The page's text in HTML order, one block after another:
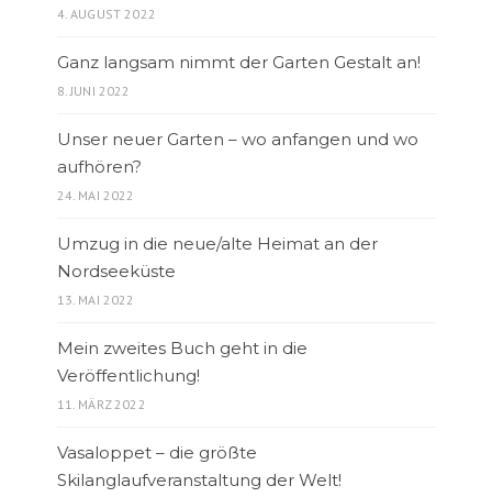
4. AUGUST 2022
Ganz langsam nimmt der Garten Gestalt an!
8. JUNI 2022
Unser neuer Garten – wo anfangen und wo
aufhören?
24. MAI 2022
Umzug in die neue/alte Heimat an der
Nordseeküste
13. MAI 2022
Mein zweites Buch geht in die
Veröffentlichung!
11. MÄRZ 2022
Vasaloppet – die größte
Skilanglaufveranstaltung der Welt!